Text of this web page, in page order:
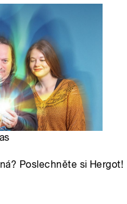
Poslechněte si Hergot!